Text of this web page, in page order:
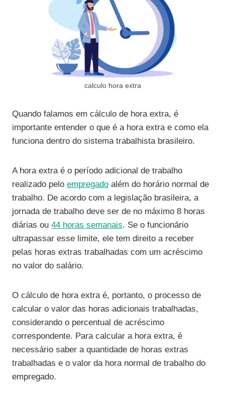
calculo hora extra
Quando falamos em cálculo de hora extra, é
importante entender o que é a hora extra e como ela
funciona dentro do sistema trabalhista brasileiro.
A hora extra é o período adicional de trabalho
realizado pelo empregado além do horário normal de
trabalho. De acordo com a legislação brasileira, a
jornada de trabalho deve ser de no máximo 8 horas
diárias ou 44 horas semanais. Se o funcionário
ultrapassar esse limite, ele tem direito a receber
pelas horas extras trabalhadas com um acréscimo
no valor do salário.
O cálculo de hora extra é, portanto, o processo de
calcular o valor das horas adicionais trabalhadas,
considerando o percentual de acréscimo
correspondente. Para calcular a hora extra, é
necessário saber a quantidade de horas extras
trabalhadas e o valor da hora normal de trabalho do
empregado.